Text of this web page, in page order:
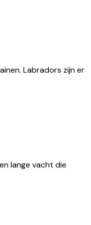
Labradors zijn er
lange vacht die